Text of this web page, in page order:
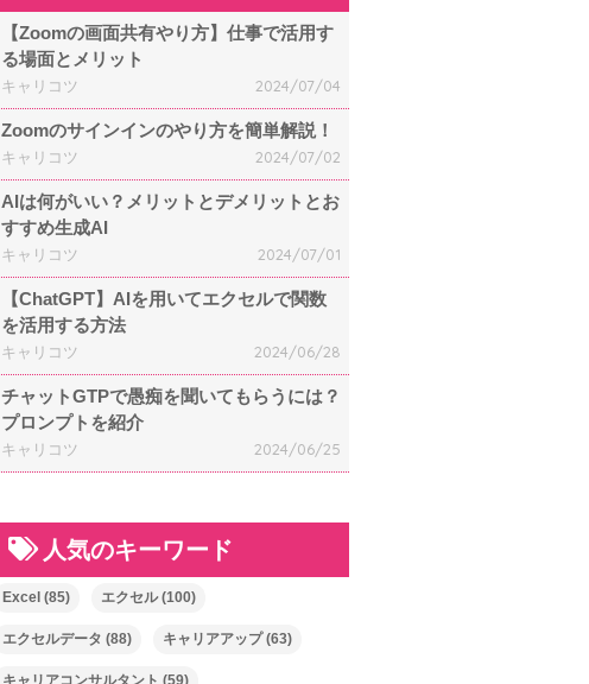
【Zoomの画面共有やり方】仕事で活用す
る場面とメリット
キャリコツ 2024/07/04
Zoomのサインインのやり方を簡単解説！
キャリコツ 2024/07/02
AIは何がいい？メリットとデメリットとお
すすめ生成AI
キャリコツ 2024/07/01
【ChatGPT】AIを用いてエクセルで関数
を活用する方法
キャリコツ 2024/06/28
チャットGTPで愚痴を聞いてもらうには？
プロンプトを紹介
キャリコツ 2024/06/25
人気のキーワード
Excel (85) エクセル(100)
エクセルデータ (88) キャリアアップ(63)
キャリアコンサルタント (59)